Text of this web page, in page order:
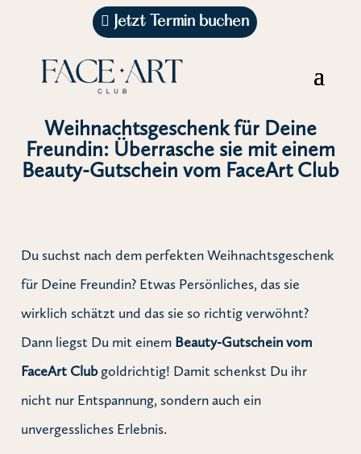
Jetzt Termin buchen
Weihnachtsgeschenk für Deine
Freundin: Überrasche sie mit einem
Beauty-Gutschein vom FaceArt Club
Du suchst nach dem perfekten Weihnachtsgeschenk
für Deine Freundin? Etwas Persönliches, das sie
wirklich schätzt und das sie so richtig verwöhnt?
Dann liegst Du mit einem Beauty-Gutschein vom
FaceArt Clubgoldrichtig! Damit schenkst Du ihr
nicht nur Entspannung, sondern auch ein
unvergessliches Erlebnis.